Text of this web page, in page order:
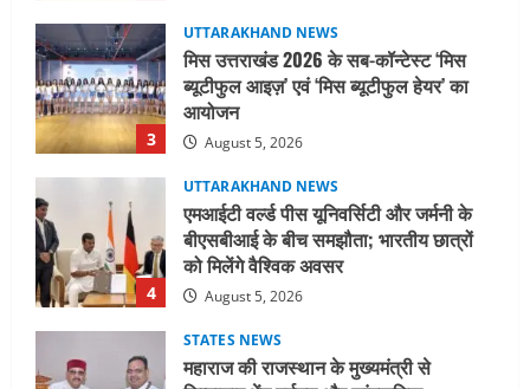
4
UTTARAKHAND NEWS
एमआईटी वर्ल्ड पीस यूनिवर्सिटी और जर्मनी के
बीएसबीआई के बीच समझौता; भारतीय छात्रों
को मिलेंगे वैश्विक अवसर
August 5, 2026
5
STATES NEWS
महाराज की राजस्थान के मुख्यमंत्री से
शिष्टाचार भेंट पर्यटन और सांस्कृतिक
गतिविधियों के विस्तार पर हुई चर्चा
August 4, 2026
UTTARAKHAND NEWS
जिलाधिकारी/जिला निर्वाचन अधिकारी ने